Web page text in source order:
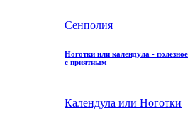
Сенполия
Ноготки или календула - полезное
с приятным
Календула или Ноготки